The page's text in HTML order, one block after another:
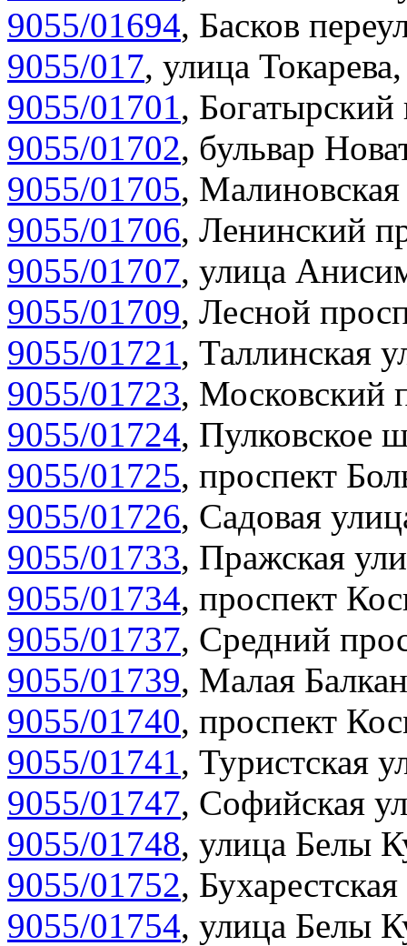
9055/01694, Басков
9055/017, улица
9055/01701, Богатырский
9055/01702, бульвар
9055/01705,
9055/01706, Ленинский
9055/01707, улица
9055/01709, Лесной
9055/01721, Таллинская
9055/01723, Московский
9055/01724, Пулковское
9055/01725, проспект
9055/01726, Садовая
9055/01733, Пражская
9055/01734, проспект
9055/01737, Средний
9055/01739, Малая
9055/01740, проспект
9055/01741, Туристская
9055/01747, Софийская
9055/01748, улица Белы
9055/01752,
9055/01754, улица Белы